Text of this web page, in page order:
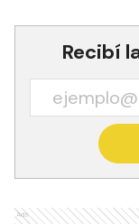
Recibí
Ads